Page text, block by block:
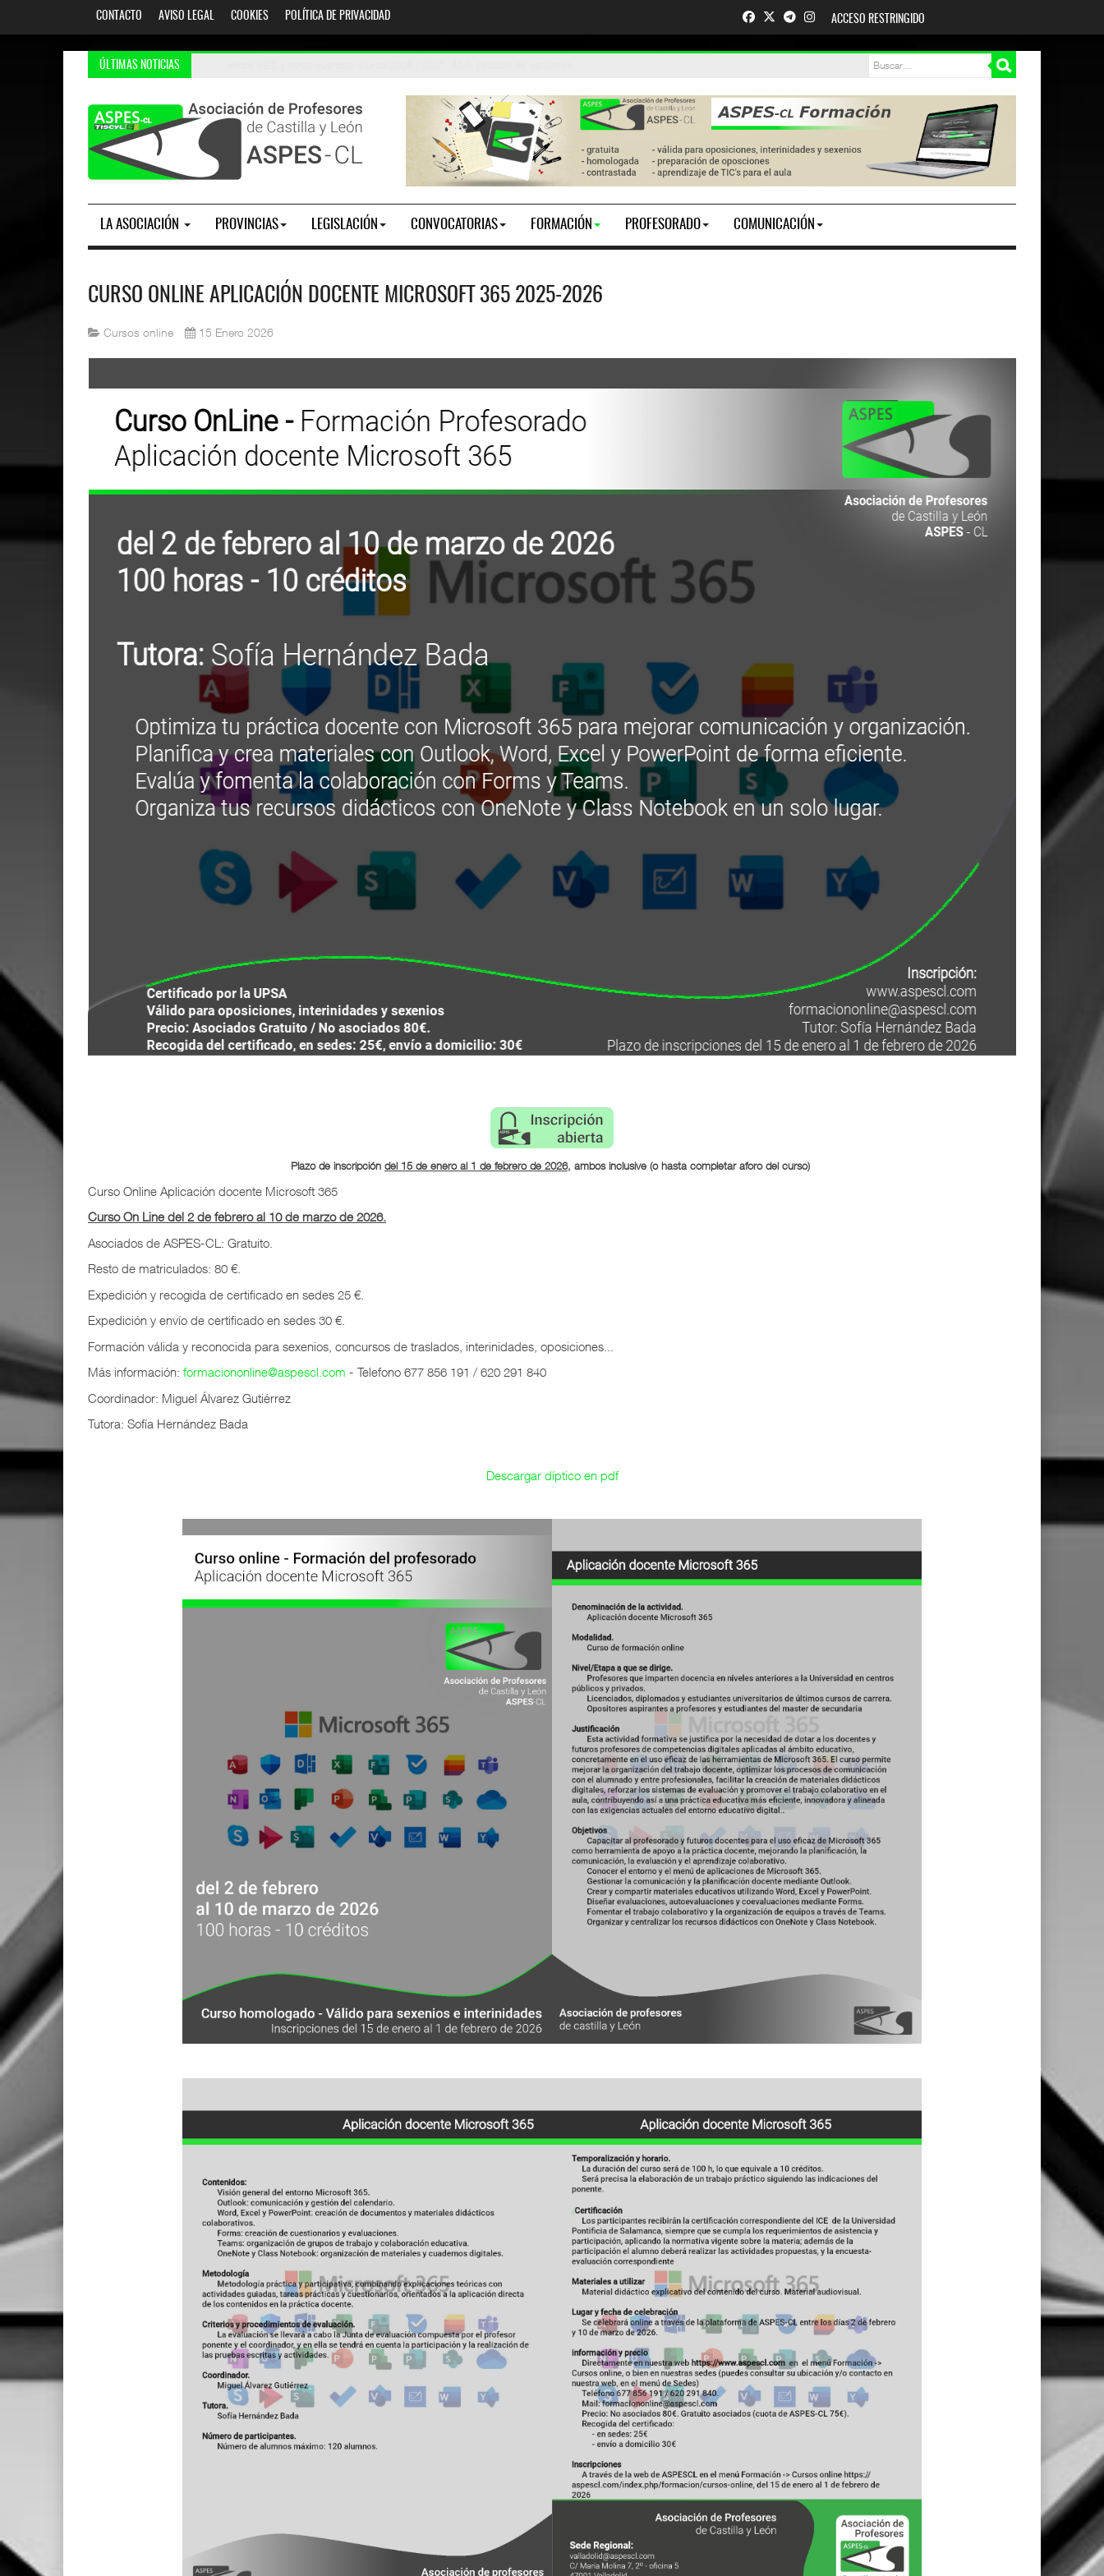
CONTACTO AVISO LEGAL COOKIES POLÍTICA DE PRIVACIDAD ACCESO RESTRINGIDO
ÚLTIMAS NOTICIAS
LA ASOCIACIÓN PROVINCIAS LEGISLACIÓN CONVOCATORIAS FORMACIÓN PROFESORADO COMUNICACIÓN
CURSO ONLINE APLICACIÓN DOCENTE MICROSOFT 365 2025-2026
Cursos online 15 Enero 2026
Plazo de inscripción del 15 de enero al 1 de febrerode 2026, ambos inclusive (o hasta completar aforo del curso)
Curso Online Aplicación docente Microsoft 365
Curso On Line del 2 de febrero al 10 de marzo de 2026.
Asociados de ASPES-CL: Gratuito.
Resto de matriculados: 80 €.
Expedición y recogida de certificado en sedes 25 €.
Expedición y envío de certificado en sedes 30 €.
Formación válida y reconocida para sexenios, concursos de traslados, interinidades, oposiciones...
Más información: formaciononline@aspescl.com - Telefono 677 856 191 / 620 291 840
Coordinador: Miguel Álvarez Gutiérrez
Tutora: Sofía Hernández Bada
Descargar díptico en pdf